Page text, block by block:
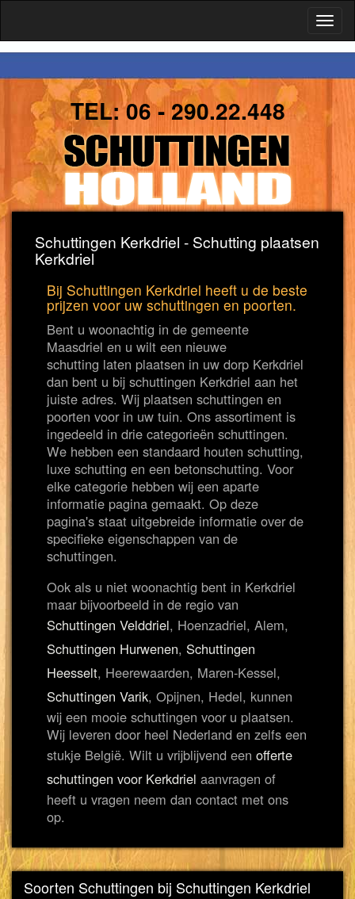
TEL:06 - 290.22.448
Schuttingen Kerkdriel - Schutting plaatsen
Kerkdriel
Bij Schuttingen Kerkdriel heeft u de beste
prijzen voor uw schuttingen en poorten.
Bent u woonachtig in de gemeente
Maasdriel en u wilt een nieuwe
schutting laten plaatsen in uw dorp Kerkdriel
dan bent u bij schuttingen Kerkdriel aan het
juiste adres. Wij plaatsen schuttingen en
poorten voor in uw tuin. Ons assortiment is
ingedeeld in drie categorieën schuttingen.
We hebben een standaard houten schutting,
luxe schutting en een betonschutting. Voor
elke categorie hebben wij een aparte
informatie pagina gemaakt. Op deze
pagina's staat uitgebreide informatie over de
specifieke eigenschappen van de
schuttingen.
Ook als u niet woonachtig bent in Kerkdriel
maar bijvoorbeeld in de regio van
Schuttingen Velddriel, Hoenzadriel, Alem,
Schuttingen Hurwenen, Schuttingen
Heesselt, Heerewaarden, Maren-Kessel,
Schuttingen Varik, Opijnen, Hedel, kunnen
wij een mooie schuttingen voor u plaatsen.
Wij leveren door heel Nederland en zelfs een
stukje België. Wilt u vrijblijvend een offerte
schuttingen voor Kerkdriel aanvragen of
heeft u vragen neem dan contact met ons
op.
Soorten Schuttingen bij Schuttingen Kerkdriel